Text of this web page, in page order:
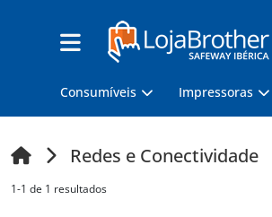
Consumíveis Impressoras
Redes e Conectividade
1-1 de 1 resultados